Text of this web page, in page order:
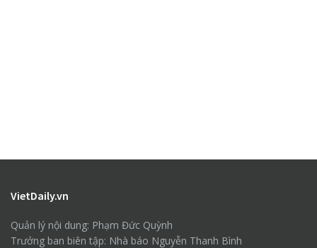
VietDaily.vn
Quản lý nội dung: Phạm Đức Quỳnh
Trưởng ban biên tập: Nhà báo Nguyễn Thanh Bình